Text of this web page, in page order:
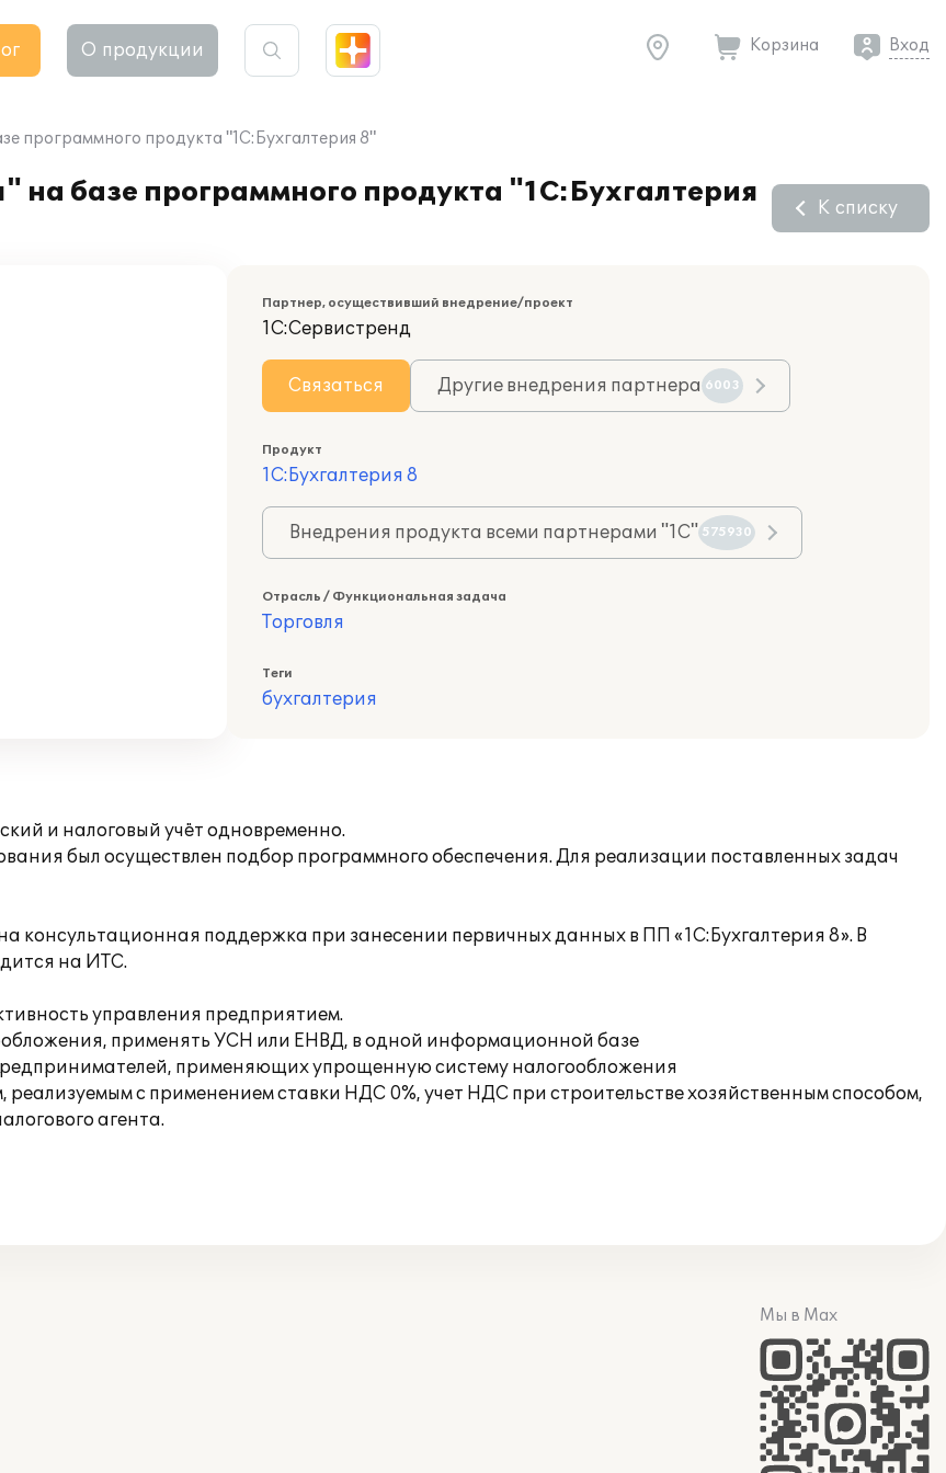
О продукции Корзина Вход
программного продукта "1С:Бухгалтерия 8"
базе программного продукта "1С:Бухгалтерия
К списку
Партнер, осуществивший внедрение/проект
1С:Сервистренд
Связаться Другие внедрения партнера 6003
Продукт
1С:Бухгалтерия 8
Внедрения продукта всеми партнерами "1С" 575930
Отрасль / Функциональная задача
Торговля
Теги
бухгалтерия
и налоговый учёт одновременно.
был осуществлен подбор программного обеспечения. Для реализации поставленных задач
консультационная поддержка при занесении первичных данных в ПП «1С:Бухгалтерия 8». В
на ИТС.
управления предприятием.
применять УСН или ЕНВД, в одной информационной базе
применяющих упрощенную систему налогообложения
с применением ставки НДС 0%, учет НДС при строительстве хозяйственным способом,
агента.
Мы в Max